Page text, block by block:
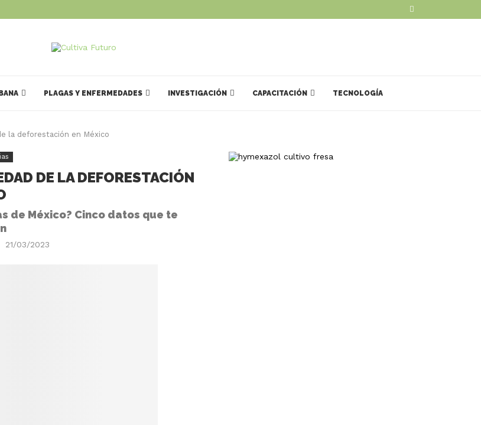
IMPULSAR...
PLAGAS Y ENFERMEDADES INVESTIGACIÓN CAPACITACIÓN TECNOLOGÍA
la deforestación en México
DE LA DEFORESTACIÓN
de México? Cinco datos que te
21/03/2023